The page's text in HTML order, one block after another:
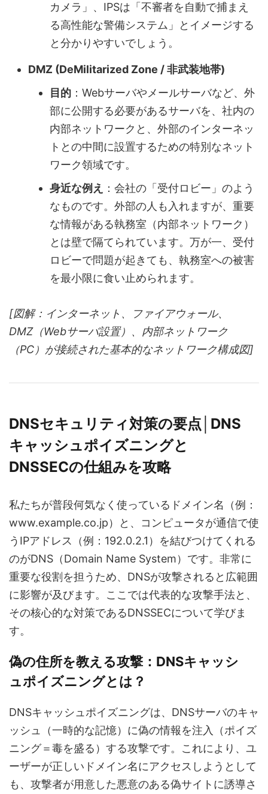
カメラ」、IPSは「不審者を自動で捕まえ
る高性能な警備システム」とイメージする
と分かりやすいでしょう。
DMZ (DeMilitarized Zone / 非武装地帯)
目的 ：Webサーバやメールサーバなど、外
部に公開する必要があるサーバを、社内の
内部ネットワークと、外部のインターネッ
トとの中間に設置するための特別なネット
ワーク領域です。
身近な例え
：会社の「受付ロビー」のよう
なものです。外部の人も入れますが、重要
な情報がある執務室（内部ネットワーク）
とは壁で隔てられています。万が一、受付
ロビーで問題が起きても、執務室への被害
を最小限に食い止められます。
[図解：インターネット、ファイアウォール、
DMZ（Webサーバ設置）、内部ネットワーク
（PC）が接続された基本的なネットワーク構成図]
DNSセキュリティ対策の要点│DNS
キャッシュポイズニングと
DNSSECの仕組みを攻略
私たちが普段何気なく使っているドメイン名（例：
www.example.co.jp）と、コンピュータが通信で使
うIPアドレス（例：192.0.2.1）を結びつけてくれる
のがDNS（Domain Name System）です。非常に
重要な役割を担うため、DNSが攻撃されると広範囲
に影響が及びます。ここでは代表的な攻撃手法と、
その核心的な対策であるDNSSECについて学びま
す。
偽の住所を教える攻撃：DNSキャッシ
ュポイズニングとは？
DNSキャッシュポイズニングは、DNSサーバのキャ
ッシュ（一時的な記憶）に偽の情報を注入（ポイズ
ニング＝毒を盛る）する攻撃です。これにより、ユ
ーザーが正しいドメイン名にアクセスしようとして
も、攻撃者が用意した悪意のある偽サイトに誘導さ